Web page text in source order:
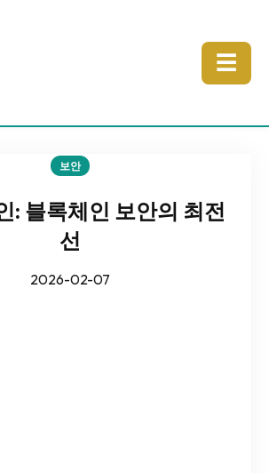
☰
보안
: 블록체인 보안의 최전
선
2026-02-07